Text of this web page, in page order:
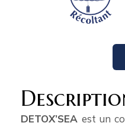
DETOX’SEA est un